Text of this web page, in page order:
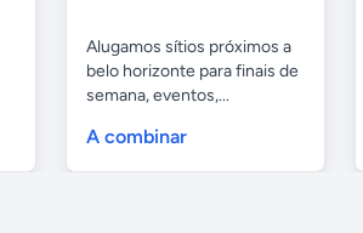
Alugamos sítios próximos a
belo horizonte para finais de
semana, eventos,...
A combinar